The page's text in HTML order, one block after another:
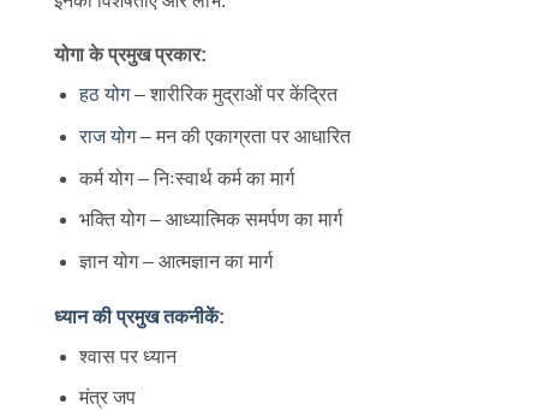
योगा के प्रमुख प्रकार:
हठ योग– शारीरिक मुद्राओं पर केंद्रित
राज योग– मन की एकाग्रता पर आधारित
कर्म योग – निःस्वार्थ कर्म का मार्ग
भक्ति योग – आध्यात्मिक समर्पण का मार्ग
ज्ञान योग – आत्मज्ञान का मार्ग
ध्यान की प्रमुख तकनीकें:
श्वास पर ध्यान
मंत्र जप